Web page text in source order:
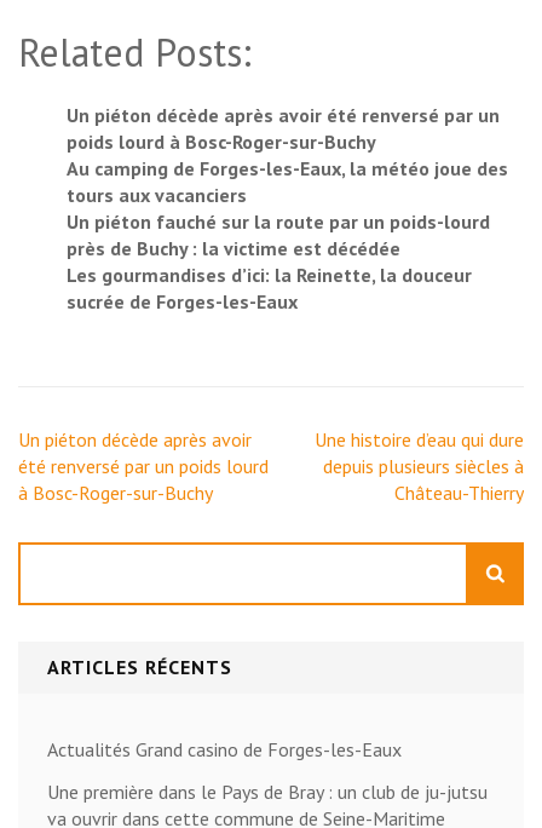
Related Posts:
Un piéton décède après avoir été renversé par un
poids lourd à Bosc-Roger-sur-Buchy
Au camping de Forges-les-Eaux, la météo joue des
tours aux vacanciers
Un piéton fauché sur la route par un poids-lourd
près de Buchy : la victime est décédée
Les gourmandises d’ici: la Reinette, la douceur
sucrée de Forges-les-Eaux
Navigation
de
l’article
Un piéton décède après avoir
été renversé par un poids lourd
à Bosc-Roger-sur-Buchy
Une histoire d’eau qui dure
depuis plusieurs siècles à
Château-Thierry
ARTICLES RÉCENTS
Actualités Grand casino de Forges-les-Eaux
Une première dans le Pays de Bray : un club de ju-jutsu
va ouvrir dans cette commune de Seine-Maritime